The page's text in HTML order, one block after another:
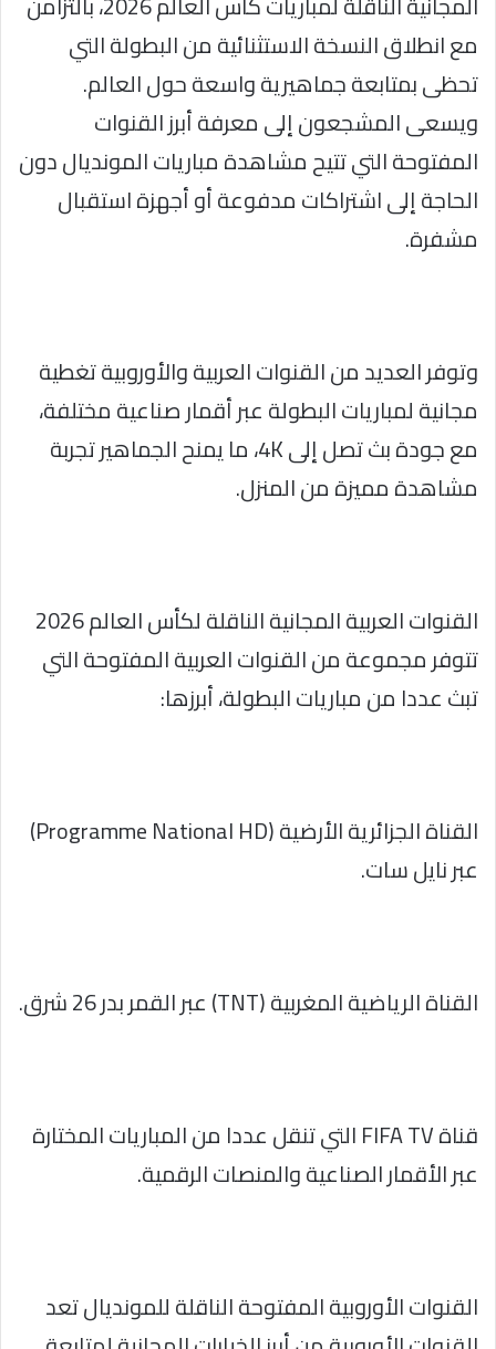
مع انطلاق النسخة الاستثنائية من البطولة التي
تحظى بمتابعة جماهيرية واسعة حول العالم.
ويسعى المشجعون إلى معرفة أبرز القنوات
المفتوحة التي تتيح مشاهدة مباريات المونديال دون
الحاجة إلى اشتراكات مدفوعة أو أجهزة استقبال
مشفرة.
وتوفر العديد من القنوات العربية والأوروبية تغطية
مجانية لمباريات البطولة عبر أقمار صناعية مختلفة،
مع جودة بث تصل إلى 4K، ما يمنح الجماهير تجربة
مشاهدة مميزة من المنزل.
القنوات العربية المجانية الناقلة لكأس العالم 2026
تتوفر مجموعة من القنوات العربية المفتوحة التي
تبث عددا من مباريات البطولة، أبرزها:
القناة الجزائرية الأرضية (Programme National HD)
عبر نايل سات.
القناة الرياضية المغربية (TNT) عبر القمر بدر 26 شرق.
قناة FIFA TV التي تنقل عددا من المباريات المختارة
عبر الأقمار الصناعية والمنصات الرقمية.
القنوات الأوروبية المفتوحة الناقلة للمونديال تعد